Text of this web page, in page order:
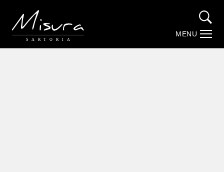
SARTORIA
MENU
Over Misura